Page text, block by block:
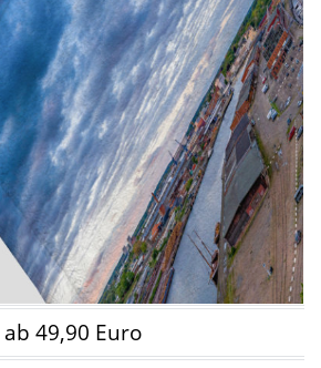
ab 49,90 Euro